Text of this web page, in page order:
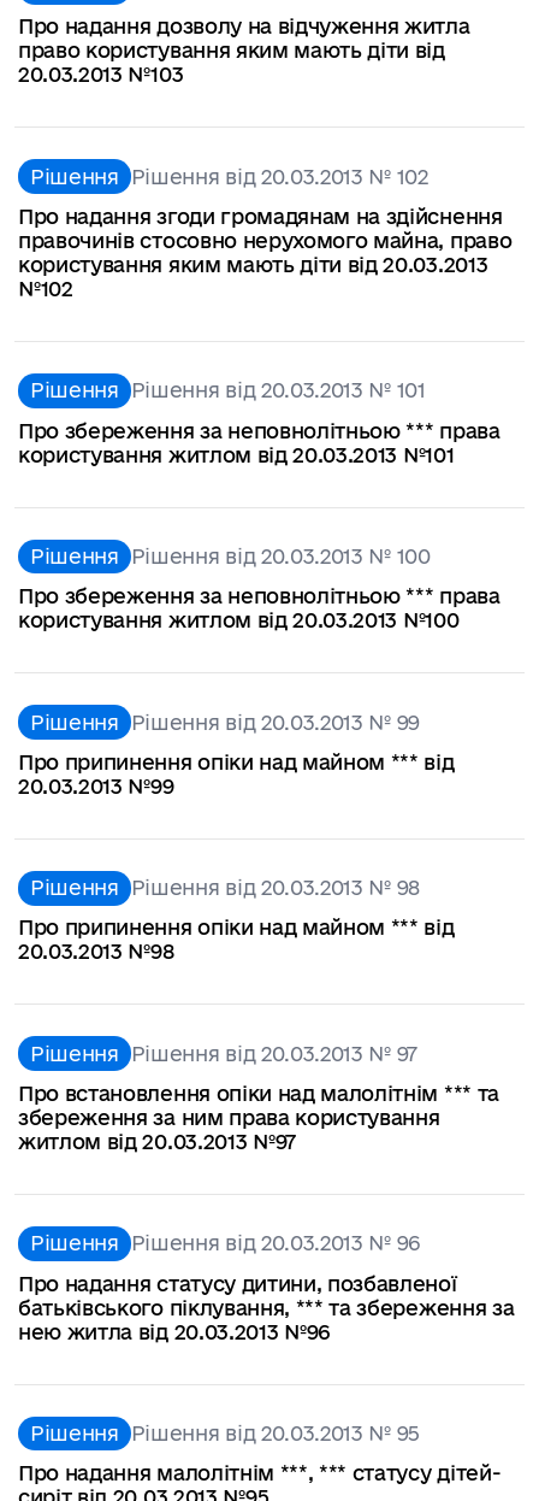
Про надання дозволу на відчуження житла
право користування яким мають діти від
20.03.2013 №103
Рішення Рішення від 20.03.2013 № 102
Про надання згоди громадянам на здійснення
правочинів стосовно нерухомого майна, право
користування яким мають діти від 20.03.2013
№102
Рішення Рішення від 20.03.2013 № 101
Про збереження за неповнолітньою *** права
користування житлом від 20.03.2013 №101
Рішення Рішення від 20.03.2013 № 100
Про збереження за неповнолітньою *** права
користування житлом від 20.03.2013 №100
Рішення Рішення від 20.03.2013 № 99
Про припинення опіки над майном *** від
20.03.2013 №99
Рішення Рішення від 20.03.2013 № 98
Про припинення опіки над майном *** від
20.03.2013 №98
Рішення Рішення від 20.03.2013 № 97
Про встановлення опіки над малолітнім *** та
збереження за ним права користування
житлом від 20.03.2013 №97
Рішення Рішення від 20.03.2013 № 96
Про надання статусу дитини, позбавленої
батьківського піклування, *** та збереження за
нею житла від 20.03.2013 №96
Рішення Рішення від 20.03.2013 № 95
Про надання малолітнім ***, *** статусу дітей-